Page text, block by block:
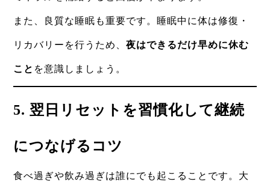
また、良質な睡眠も重要です。睡眠中に体は修復・
リカバリーを行うため、夜はできるだけ早めに休む
こと を意識しましょう。
5. 翌日リセットを習慣化して継続
につなげるコツ
食べ過ぎや飲み過ぎは誰にでも起こることです。大